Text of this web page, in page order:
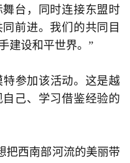
台，同时连接东盟时
前进。我们的共同目
建设和平世界。”
参加该活动。这是越
己、学习借鉴经验的
把西南部河流的美丽带